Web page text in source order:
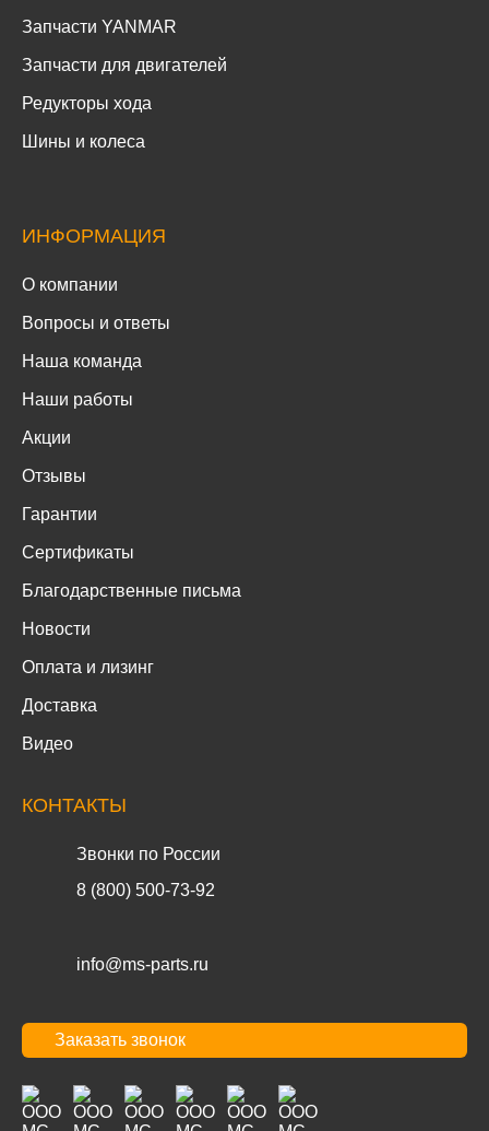
Запчасти YANMAR
Запчасти для двигателей
Редукторы хода
Шины и колеса
ИНФОРМАЦИЯ
О компании
Вопросы и ответы
Наша команда
Наши работы
Акции
Отзывы
Гарантии
Сертификаты
Благодарственные письма
Новости
Оплата и лизинг
Доставка
Видео
КОНТАКТЫ
Звонки по России
8 (800) 500-73-92
info@ms-parts.ru
Заказать звонок